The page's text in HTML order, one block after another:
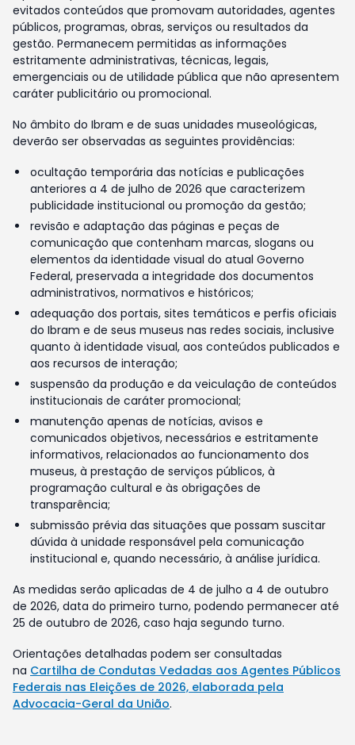
evitados conteúdos que promovam autoridades, agentes
públicos, programas, obras, serviços ou resultados da
gestão. Permanecem permitidas as informações
estritamente administrativas, técnicas, legais,
emergenciais ou de utilidade pública que não apresentem
caráter publicitário ou promocional.
No âmbito do Ibram e de suas unidades museológicas,
deverão ser observadas as seguintes providências:
ocultação temporária das notícias e publicações
anteriores a 4 de julho de 2026 que caracterizem
publicidade institucional ou promoção da gestão;
revisão e adaptação das páginas e peças de
comunicação que contenham marcas, slogans ou
elementos da identidade visual do atual Governo
Federal, preservada a integridade dos documentos
administrativos, normativos e históricos;
adequação dos portais, sites temáticos e perfis oficiais
do Ibram e de seus museus nas redes sociais, inclusive
quanto à identidade visual, aos conteúdos publicados e
aos recursos de interação;
suspensão da produção e da veiculação de conteúdos
institucionais de caráter promocional;
manutenção apenas de notícias, avisos e
comunicados objetivos, necessários e estritamente
informativos, relacionados ao funcionamento dos
museus, à prestação de serviços públicos, à
programação cultural e às obrigações de
transparência;
submissão prévia das situações que possam suscitar
dúvida à unidade responsável pela comunicação
institucional e, quando necessário, à análise jurídica.
As medidas serão aplicadas de 4 de julho a 4 de outubro
de 2026, data do primeiro turno, podendo permanecer até
25 de outubro de 2026, caso haja segundo turno.
Orientações detalhadas podem ser consultadas
na Cartilha de Condutas Vedadas aos Agentes Públicos
Federais nas Eleições de 2026, elaborada pela
Advocacia-Geral da União.